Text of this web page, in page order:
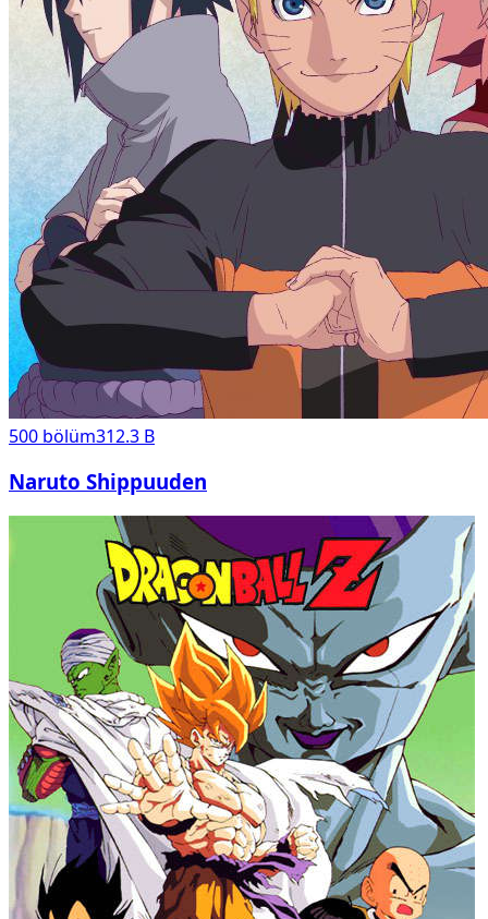
500 bölüm312.3 B
Naruto Shippuuden